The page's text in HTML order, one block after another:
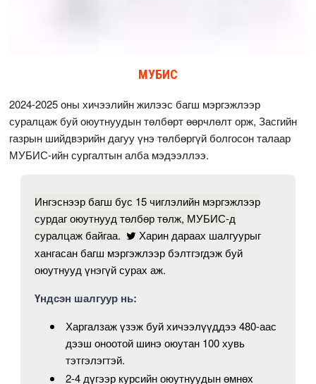
МУБИС
2024-2025 оны хичээлийн жилээс багш мэргэжлээр
суралцаж буй оюутнуудын төлбөрт өөрчлөлт орж, Засгийн
газрын шийдвэрийн дагуу үнэ төлбөргүй болгосон талаар
МУБИС-ийн сургалтын алба мэдээллээ.
Ингэснээр багш бус 15 чиглэлийн мэргэжлээр
сурдаг оюутнууд төлбөр төлж, МУБИС-д
суралцаж байгаа.
Харин дараах шалгуурыг
хангасан багш мэргэжлээр бэлтгэгдэж буй
оюутнууд үнэгүй сурах аж.
Үндсэн шалгуур нь:
Харгалзаж үзэж буй хичээлүүддээ 480-аас
дээш оноотой шинэ оюутан 100 хувь
тэтгэлэгтэй.
2-4 дүгээр курсийн оюутнуудын өмнөх